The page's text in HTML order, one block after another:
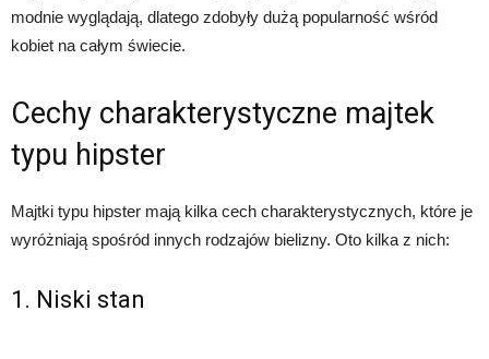
modnie wyglądają, dlatego zdobyły dużą popularność wśród
kobiet na całym świecie.
Cechy charakterystyczne majtek
typu hipster
Majtki typu hipster mają kilka cech charakterystycznych, które je
wyróżniają spośród innych rodzajów bielizny. Oto kilka z nich:
1. Niski stan